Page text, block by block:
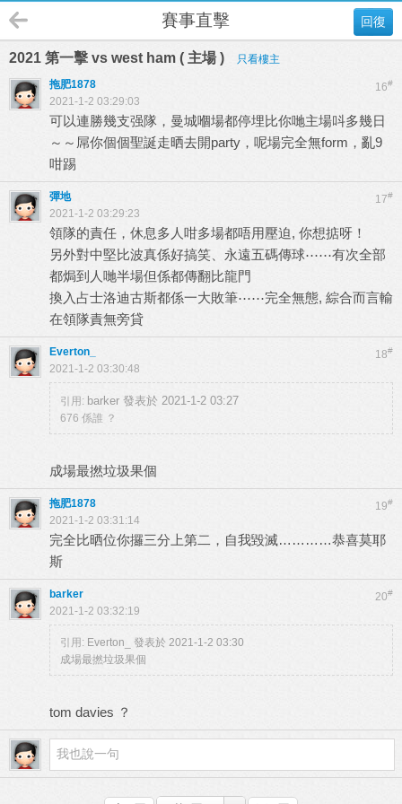
回復
賽事直擊
2021 第一擊 vs west ham ( 主場 ) 只看樓主
16#
拖肥1878
2021-1-2 03:29:03
可以連勝幾支强隊，曼城嗰場都停埋比你哋主場呌多幾日
～～屌你個個聖誕走晒去開party，呢場完全無form，亂9
咁踢
17#
彈地
2021-1-2 03:29:23
領隊的責任，休息多人咁多場都唔用壓迫, 你想掂呀！
另外對中堅比波真係好搞笑、永遠五碼傳球⋯⋯有次全部
都焗到人哋半場但係都傳翻比龍門
換入占士洛迪古斯都係一大敗筆⋯⋯完全無態, 綜合而言輸
在領隊責無旁貸
18#
Everton_
2021-1-2 03:30:48
引用: barker 發表於 2021-1-2 03:27
676 係誰 ？
成場最撚垃圾果個
19#
拖肥1878
2021-1-2 03:31:14
完全比晒位你攞三分上第二，自我毀滅…………恭喜莫耶
斯
20#
barker
2021-1-2 03:32:19
引用: Everton_ 發表於 2021-1-2 03:30
成場最撚垃圾果個
tom davies ？